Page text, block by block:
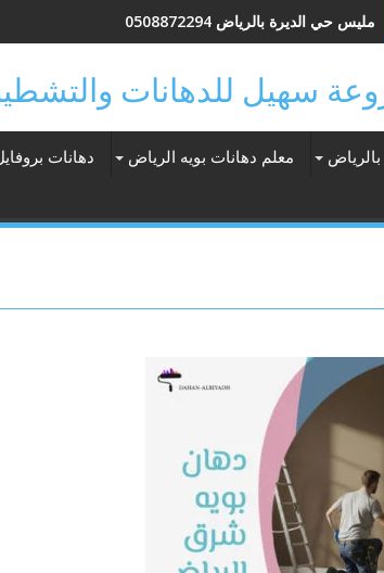
مليس حي الديرة بالرياض 0508872294
معلم دهانات بويه الرياض دهانات